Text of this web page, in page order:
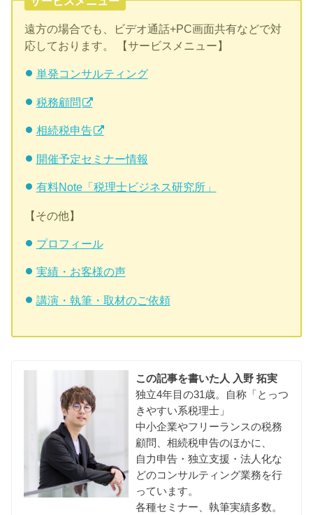
遠方の場合でも、ビデオ通話+PC画面共有などで対
応しております。 【サービスメニュー】
単発コンサルティング
税務顧問
相続税申告
開催予定セミナー情報
有料Note「税理士ビジネス研究所」
【その他】
プロフィール
実績・お客様の声
講演・執筆・取材のご依頼
この記事を書いた人 入野 拓実
独立4年目の31歳。自称「とっつ
きやすい系税理士」
中小企業やフリーランスの税務
顧問、相続税申告のほかに、
自力申告・独立支援・法人化な
どのコンサルティング業務を行
っています。
各種セミナー、執筆実績多数。